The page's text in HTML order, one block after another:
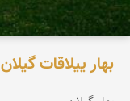
بهار ییلاقات گیلان